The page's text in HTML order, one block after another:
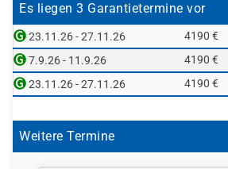
Es liegen 3 Garantietermine vor
23.11.26 - 27.11.26 4190 €
7.9.26 - 11.9.26 4190 €
23.11.26 - 27.11.26 4190 €
Weitere Termine